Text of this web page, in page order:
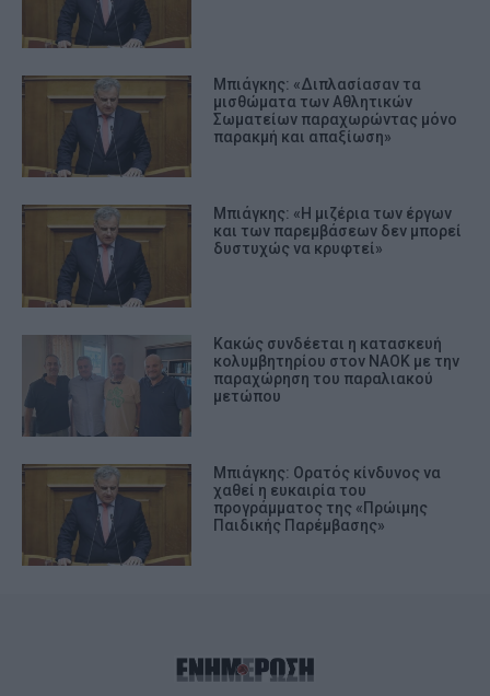
Μπιάγκης: «Διπλασίασαν τα
μισθώματα των Αθλητικών
Σωματείων παραχωρώντας μόνο
παρακμή και απαξίωση»
Μπιάγκης: «Η μιζέρια των έργων
και των παρεμβάσεων δεν μπορεί
δυστυχώς να κρυφτεί»
Κακώς συνδέεται η κατασκευή
κολυμβητηρίου στον ΝΑΟΚ με την
παραχώρηση του παραλιακού
μετώπου
Μπιάγκης: Ορατός κίνδυνος να
χαθεί η ευκαιρία του
προγράμματος της «Πρώιμης
Παιδικής Παρέμβασης»